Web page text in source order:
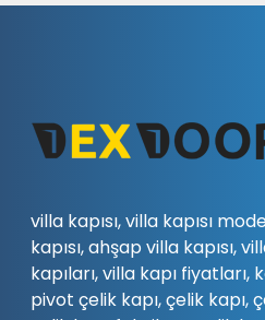
villa kapısı, villa kapısı
kapısı, ahşap villa kapısı,
kapıları, villa kapı fiyatları,
pivot çelik kapı, çelik kapı,